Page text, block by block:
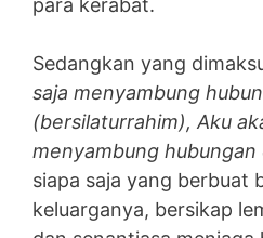
Sedangkan yang
saja menyambung
(bersilaturrahim), Aku
menyambung hubungan
siapa saja yang berbuat
keluarganya, bersikap